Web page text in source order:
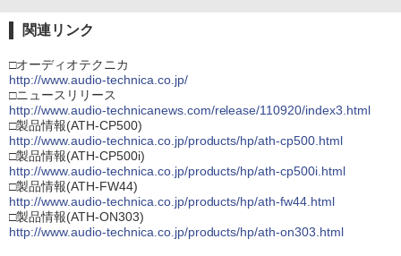
関連リンク
□オーディオテクニカ
http://www.audio-technica.co.jp/
□ニュースリリース
http://www.audio-technicanews.com/release/110920/index3.html
□製品情報(ATH-CP500)
http://www.audio-technica.co.jp/products/hp/ath-cp500.html
□製品情報(ATH-CP500i)
http://www.audio-technica.co.jp/products/hp/ath-cp500i.html
□製品情報(ATH-FW44)
http://www.audio-technica.co.jp/products/hp/ath-fw44.html
□製品情報(ATH-ON303)
http://www.audio-technica.co.jp/products/hp/ath-on303.html